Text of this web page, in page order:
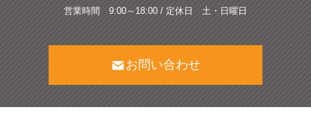
営業時間 9:00～18:00 / 定休日 土・日曜日
お問い合わせ